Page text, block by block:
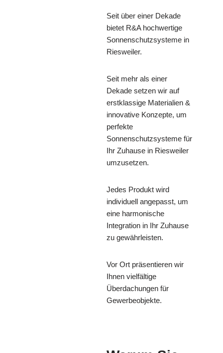
Seit über einer Dekade
bietet R&A hochwertige
Sonnenschutzsysteme in
Riesweiler.
Seit mehr als einer
Dekade setzen wir auf
erstklassige Materialien &
innovative Konzepte, um
perfekte
Sonnenschutzsysteme für
Ihr Zuhause in Riesweiler
umzusetzen.
Jedes Produkt wird
individuell angepasst, um
eine harmonische
Integration in Ihr Zuhause
zu gewährleisten.
Vor Ort präsentieren wir
Ihnen vielfältige
Überdachungen für
Gewerbeobjekte.